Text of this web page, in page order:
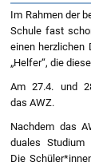
Im Rahmen der
Schule fast
einen herzlichen
„Helfer“, die
Am 27.4. und
das AWZ.
Nachdem das
duales
Die